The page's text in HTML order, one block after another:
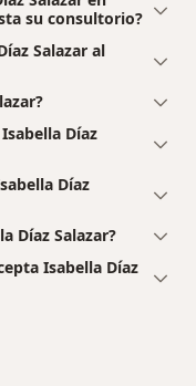
su consultorio?
Salazar al
Díaz
Díaz
Díaz Salazar?
Isabella Díaz